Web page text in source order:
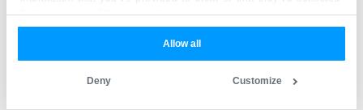
from your use of their services.
Allow all
Customize
Deny